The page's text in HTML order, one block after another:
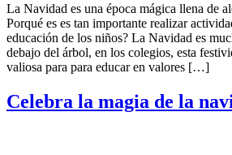
La Navidad es una época mágica llena de
Porqué es es tan importante realizar
educación de los niños? La Navidad es
debajo del árbol, en los colegios, esta
valiosa para para educar en valores […]
Celebra la magia de la